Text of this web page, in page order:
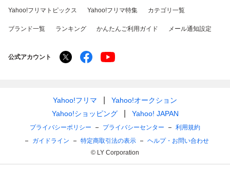
Yahoo!フリマトピックス Yahoo!フリマ特集 カテゴリ一覧
ブランド一覧 ランキング かんたんご利用ガイド メール通知設定
公式アカウント
Yahoo!フリマ
Yahoo!オークション
Yahoo!ショッピング
Yahoo! JAPAN
プライバシーポリシー プライバシーセンター
利用規約
ガイドライン
特定商取引法の表示
ヘルプ・お問い合わせ
© LY Corporation